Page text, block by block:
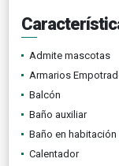
Admite mascotas
Armarios
Balcón
Baño auxiliar
Baño en habitación
Calentador